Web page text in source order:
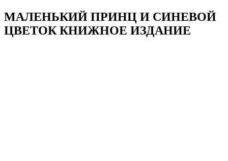
МАЛЕНЬКИЙ ПРИНЦ И СИНЕВОЙ
ЦВЕТОК КНИЖНОЕ ИЗДАНИЕ